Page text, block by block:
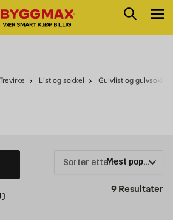
Søk
List og sokkel Gulvlist og gulvsokkel
)
Sorter etter:
9 Resultater